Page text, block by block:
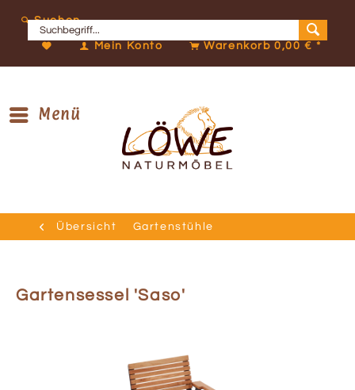
Suchen
Mein Konto Warenkorb0,00 € *
Menü
Übersicht Gartenstühle
Gartensessel 'Saso'